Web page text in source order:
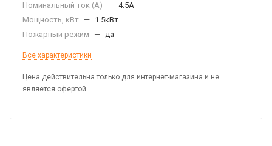
Номинальный ток (А)
— 4.5А
Мощность, кВт — 1.5кВт
Пожарный режим
— да
Все характеристики
Цена действительна только для интернет-магазина и не
является офертой